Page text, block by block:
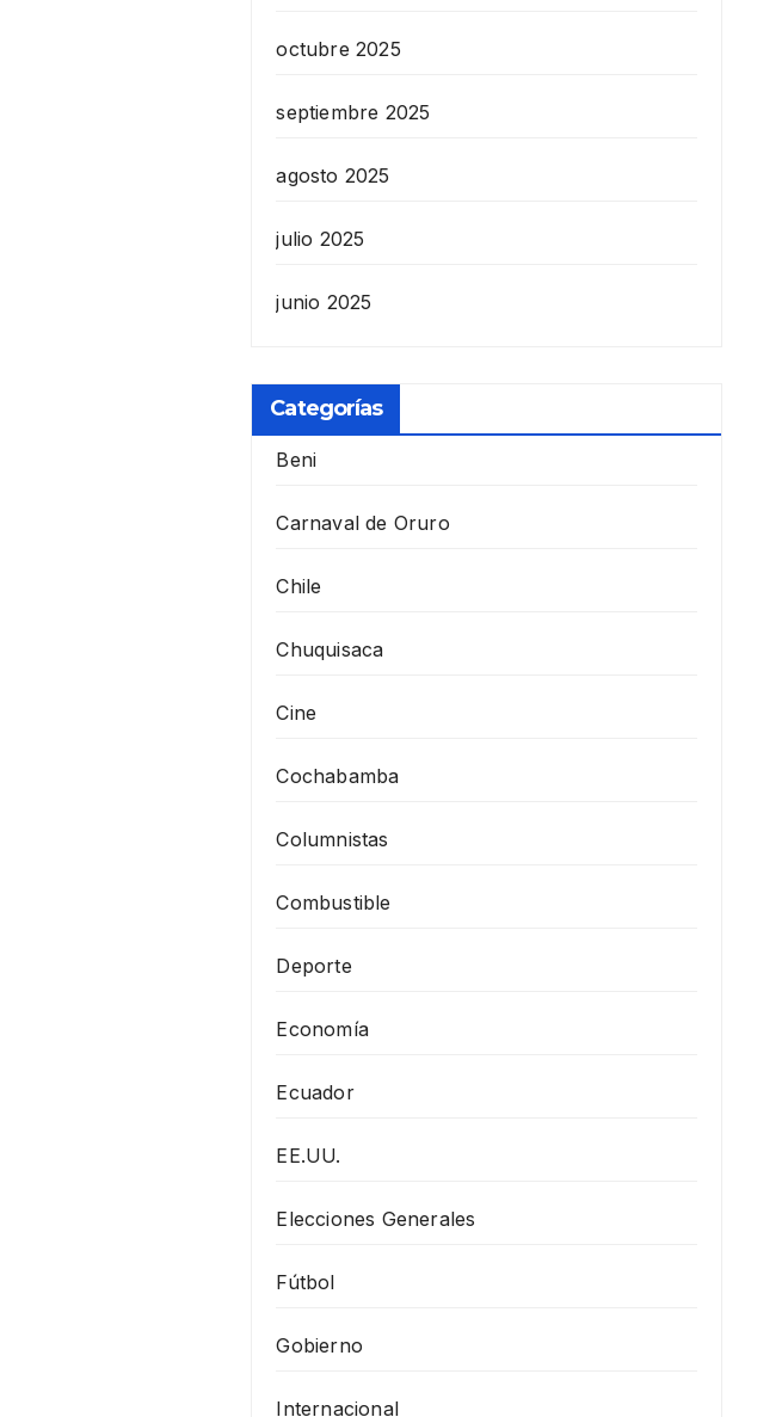
octubre 2025
septiembre 2025
agosto 2025
julio 2025
junio 2025
Categorías
Beni
Carnaval de Oruro
Chile
Chuquisaca
Cine
Cochabamba
Columnistas
Combustible
Deporte
Economía
Ecuador
EE.UU.
Elecciones Generales
Fútbol
Gobierno
Internacional